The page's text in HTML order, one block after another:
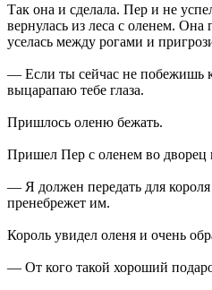
Так она и сделала. Пер и не
вернулась из леса с оленем.
уселась между рогами и
— Если ты сейчас не побежишь
выцарапаю тебе глаза.
Пришлось оленю бежать.
Пришел Пер с оленем во дворец
— Я должен передать для
пренебрежет им.
Король увидел оленя и очень
— От кого такой хороший